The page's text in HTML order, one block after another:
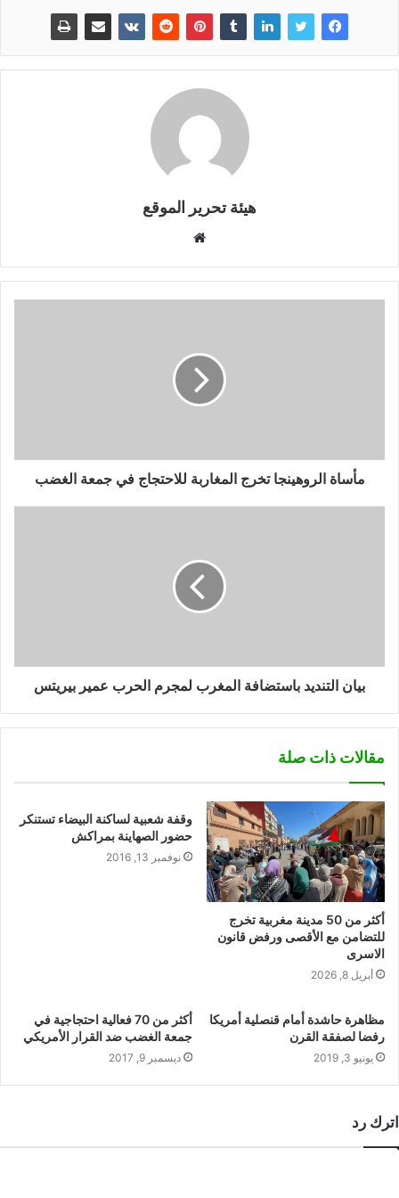
هيئة تحرير الموقع
مأساة الروهينجا تخرج المغاربة للاحتجاج في جمعة الغضب
بيان التنديد باستضافة المغرب لمجرم الحرب عمير بيريتس
مقالات ذات صلة
أكثر من 50 مدينة مغربية تخرج
للتضامن مع الأقصى ورفض قانون
الاسرى
أبريل 8, 2026
وقفة شعبية لساكنة البيضاء تستنكر
حضور الصهاينة بمراكش
نوفمبر 13, 2016
مظاهرة حاشدة أمام قنصلية أمريكا
رفضا لصفقة القرن
يونيو 3, 2019
أكثر من 70 فعالية احتجاجية في
جمعة الغضب ضد القرار الأمريكي
ديسمبر 9, 2017
اترك رد